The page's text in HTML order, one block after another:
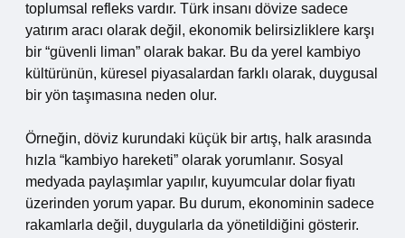
toplumsal refleks vardır. Türk insanı dövize sadece
yatırım aracı olarak değil, ekonomik belirsizliklere karşı
bir “güvenli liman” olarak bakar. Bu da yerel kambiyo
kültürünün, küresel piyasalardan farklı olarak, duygusal
bir yön taşımasına neden olur.
Örneğin, döviz kurundaki küçük bir artış, halk arasında
hızla “kambiyo hareketi” olarak yorumlanır. Sosyal
medyada paylaşımlar yapılır, kuyumcular dolar fiyatı
üzerinden yorum yapar. Bu durum, ekonominin sadece
rakamlarla değil, duygularla da yönetildiğini gösterir.